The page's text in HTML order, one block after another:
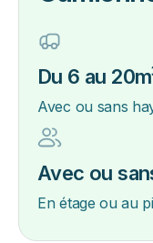
Du 6 au 20m
Avec ou sans
Avec ou
En étage ou au